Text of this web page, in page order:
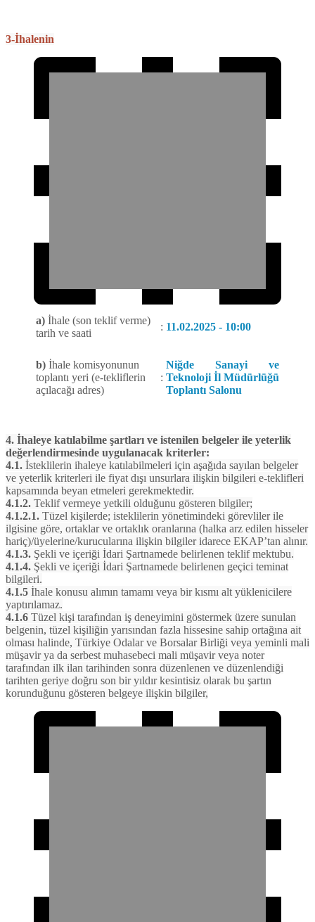
3-İhalenin
a) İhale (son teklif verme)
tarih ve saati
: 11.02.2025 - 10:00
b) İhale komisyonunun
toplantı yeri (e-tekliflerin
açılacağı adres)
:
Niğde Sanayi ve
Teknoloji İl Müdürlüğü
Toplantı Salonu
4. İhaleye katılabilme şartları ve istenilen belgeler ile yeterlik
değerlendirmesinde uygulanacak kriterler:
4.1. İsteklilerin ihaleye katılabilmeleri için aşağıda sayılan belgeler
ve yeterlik kriterleri ile fiyat dışı unsurlara ilişkin bilgileri e-teklifleri
kapsamında beyan etmeleri gerekmektedir.
4.1.2. Teklif vermeye yetkili olduğunu gösteren bilgiler;
4.1.2.1. Tüzel kişilerde; isteklilerin yönetimindeki görevliler ile
ilgisine göre, ortaklar ve ortaklık oranlarına (halka arz edilen hisseler
hariç)/üyelerine/kurucularına ilişkin bilgiler idarece EKAP’tan alınır.
4.1.3. Şekli ve içeriği İdari Şartnamede belirlenen teklif mektubu.
4.1.4. Şekli ve içeriği İdari Şartnamede belirlenen geçici teminat
bilgileri.
4.1.5 İhale konusu alımın tamamı veya bir kısmı alt yüklenicilere
yaptırılamaz.
4.1.6 Tüzel kişi tarafından iş deneyimini göstermek üzere sunulan
belgenin, tüzel kişiliğin yarısından fazla hissesine sahip ortağına ait
olması halinde, Türkiye Odalar ve Borsalar Birliği veya yeminli mali
müşavir ya da serbest muhasebeci mali müşavir veya noter
tarafından ilk ilan tarihinden sonra düzenlenen ve düzenlendiği
tarihten geriye doğru son bir yıldır kesintisiz olarak bu şartın
korunduğunu gösteren belgeye ilişkin bilgiler,